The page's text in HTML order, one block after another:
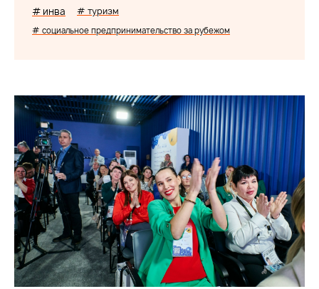
# инва # туризм
# социальное предпринимательство за рубежом